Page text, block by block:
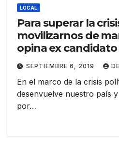
LOCAL
Para superar la
movilizarnos de
opina ex
SEPTIEMBRE 6, 2019
En el marco de la crisis
desenvuelve nuestro país
por…